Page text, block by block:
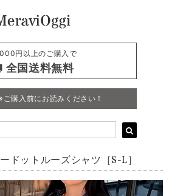
円以上のご購入で
全国送料無料
購入前にお読みください！
ドットルーズシャツ［S-L］